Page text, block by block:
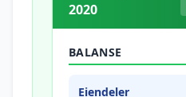
2020
BALANSE
Eiendeler